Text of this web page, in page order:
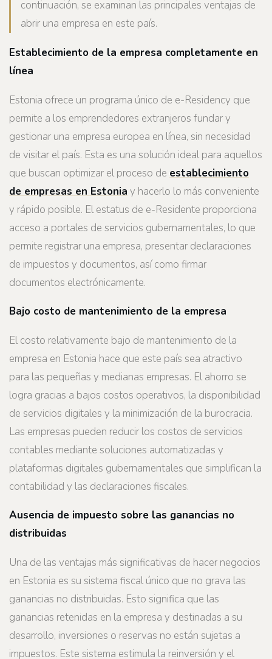
continuación, se examinan las principales ventajas de
abrir una empresa en este país.
Establecimiento de la empresa completamente en
línea
Estonia ofrece un programa único de e-Residency que
permite a los emprendedores extranjeros fundar y
gestionar una empresa europea en línea, sin necesidad
de visitar el país. Esta es una solución ideal para aquellos
que buscan optimizar el proceso de establecimiento
de empresas en Estonia y hacerlo lo más conveniente
y rápido posible. El estatus de e-Residente proporciona
acceso a portales de servicios gubernamentales, lo que
permite registrar una empresa, presentar declaraciones
de impuestos y documentos, así como firmar
documentos electrónicamente.
Bajo costo de mantenimiento de la empresa
El costo relativamente bajo de mantenimiento de la
empresa en Estonia hace que este país sea atractivo
para las pequeñas y medianas empresas. El ahorro se
logra gracias a bajos costos operativos, la disponibilidad
de servicios digitales y la minimización de la burocracia.
Las empresas pueden reducir los costos de servicios
contables mediante soluciones automatizadas y
plataformas digitales gubernamentales que simplifican la
contabilidad y las declaraciones fiscales.
Ausencia de impuesto sobre las ganancias no
distribuidas
Una de las ventajas más significativas de hacer negocios
en Estonia es su sistema fiscal único que no grava las
ganancias no distribuidas. Esto significa que las
ganancias retenidas en la empresa y destinadas a su
desarrollo, inversiones o reservas no están sujetas a
impuestos. Este sistema estimula la reinversión y el